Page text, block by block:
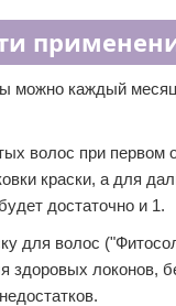
можно каждый
волос при первом
краски, а для
достаточно и 1.
для волос
здоровых локонов,